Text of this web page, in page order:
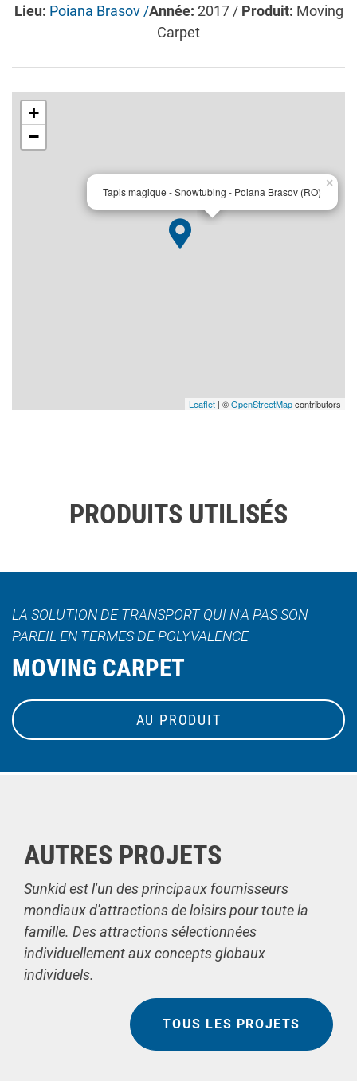
Lieu: Poiana Brasov /Année: 2017 / Produit: Moving
Carpet
Tapis magique - Snowtubing - Poiana Brasov (RO)
×
+
−
Leaflet | ©OpenStreetMapcontributors
PRODUITS UTILISÉS
LA SOLUTION DE TRANSPORT QUI N'A PAS SON
PAREIL EN TERMES DE POLYVALENCE
MOVING CARPET
AU PRODUIT
AUTRES PROJETS
Sunkid est l'un des principaux fournisseurs
mondiaux d'attractions de loisirs pour toute la
famille. Des attractions sélectionnées
individuellement aux concepts globaux
individuels.
TOUS LES PROJETS